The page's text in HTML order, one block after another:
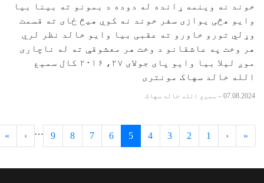
خوند نه وینمه ړانده له دوده د بمونو ته بینا بیا
وایو هڅی یوازی سفر خوند نه کوي هیڅ ځای ته قسمت
وړلي تورو خاورو ته عقبی بیا وایو خالد نظر لري
هر وخت په عاشقانو د وخت هر معشوقې ته له ناچاری
موږ لیلا بیا وایو پای جولای ۲۷، ۲۰۱۶ کال سمیع
الله خالد سهاک مونتری
07.08.2024
– سمیع الله خالد سهاک
«
2
3
4
5
6
7
8
9
…
»